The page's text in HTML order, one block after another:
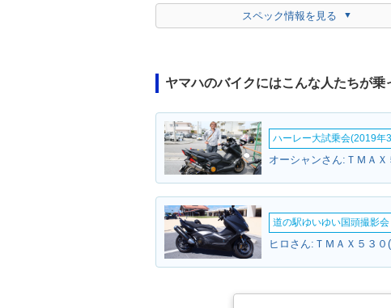
スペック情報を見る
ヤマハのバイクにはこんな人たちが乗
ハーレー大試乗会(2019年
オーシャンさん:ＴＭＡＸ
道の駅ゆいゆい国頭撮影
ヒロさん:ＴＭＡＸ５３０